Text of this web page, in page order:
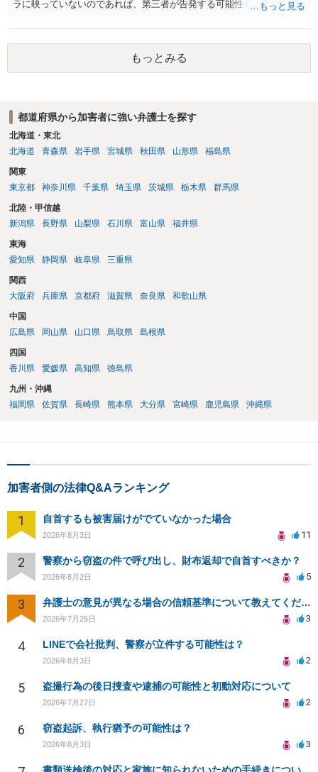
ラに映っていないのであれば、第三者が告発する可能性も低いこと、
座る女性を盗撮(全体像写真1枚と5秒程度の動画)してしまいました。下
着や胸など強調したものではありません。」とありますが、少なくと
も捜査段階では性的姿態等撮影罪の被疑事実で逮捕勾留されるケース
が私の弁護経験では多くなった印象です（最終的には不起訴ないし各
もっとみる
都道府県から加害者に強い弁護士を探す
北海道・東北
北海道
青森県 岩手県 宮城県 秋田県 山形県 福島県
関東
東京都
神奈川県 千葉県 埼玉県 茨城県 栃木県 群馬県
北陸・甲信越
新潟県
長野県 山梨県 石川県 富山県 福井県
東海
愛知県
静岡県 岐阜県 三重県
関西
大阪府
兵庫県 京都府 滋賀県 奈良県 和歌山県
中国
広島県
岡山県 山口県 鳥取県 島根県
四国
香川県
愛媛県 高知県 徳島県
九州・沖縄
福岡県
佐賀県 長崎県 熊本県 大分県 宮崎県 鹿児島県 沖縄県
加害者側の法律Q&Aランキング
1 自首するも被害届けがでていなかった場合
2026年8月3日 11
2 警察から窃盗の件で呼び出し、財布返却で自首すべきか？
2026年8月2日 5
3 弁護士の意見が異なる場合の信頼基準について教えてください
2026年7月25日 3
4 LINEで会社批判、警察が立件する可能性は？
2026年8月3日 2
5 盗撮行為の後日捜査や逮捕の可能性と初動対応について
2026年7月27日 2
6 窃盗起訴、執行猶予の可能性は？
2026年8月3日 3